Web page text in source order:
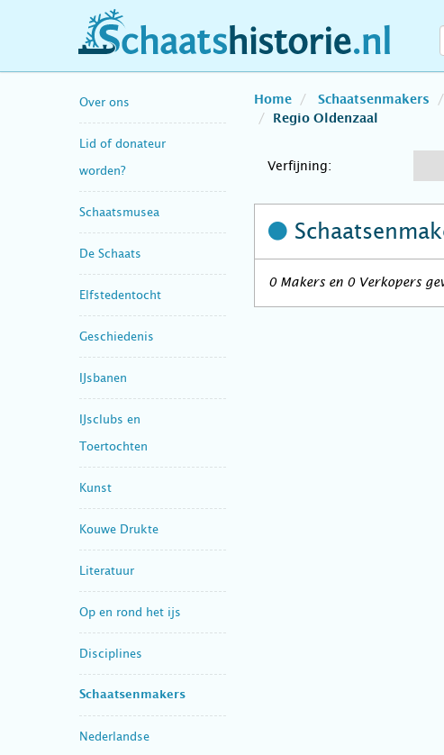
schaatshistorie.nl
Over ons
Lid of donateur
worden?
Schaatsmusea
De Schaats
Elfstedentocht
Geschiedenis
IJsbanen
IJsclubs en
Toertochten
Kunst
Kouwe Drukte
Literatuur
Op en rond het ijs
Disciplines
Schaatsenmakers
Nederlandse
Home Schaatsenmakers
Regio Oldenzaal
Verfijning:
0 Makers en 0 Verkopers